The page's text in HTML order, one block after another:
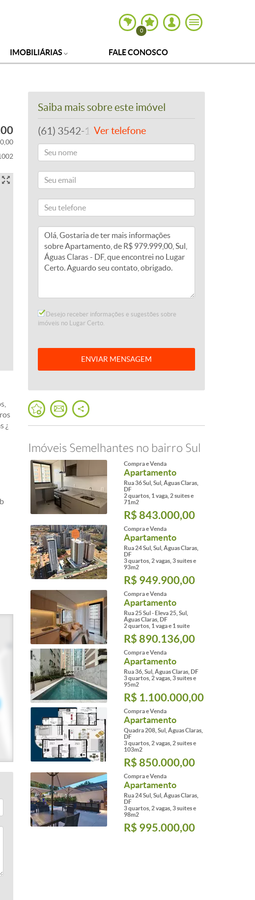
0
IMOBILIÁRIAS FALE CONOSCO
¿
Saiba mais sobre este imóvel
(61) 3542-1877Ver telefone
Desejo receber informações e sugestões sobre
imóveis no Lugar Certo.
ENVIAR MENSAGEM
Imóveis Semelhantes no bairro Sul
Compra e Venda
Apartamento
Rua 36 Sul, Sul, Águas Claras,
DF
2 quartos, 1 vaga, 2 suites e
71m2
R$ 843.000,00
Compra e Venda
Apartamento
Rua 24 Sul, Sul, Águas Claras,
DF
3 quartos, 2 vagas, 3 suites e
93m2
R$ 949.900,00
Compra e Venda
Apartamento
Rua 25 Sul - Eleva 25, Sul,
Águas Claras, DF
2 quartos, 1 vaga e 1 suite
R$ 890.136,00
Compra e Venda
Apartamento
Rua 36, Sul, Águas Claras, DF
3 quartos, 2 vagas, 3 suites e
95m2
R$ 1.100.000,00
Compra e Venda
Apartamento
Quadra 208, Sul, Águas Claras,
DF
3 quartos, 2 vagas, 2 suites e
103m2
R$ 850.000,00
Compra e Venda
Apartamento
Rua 24 Sul, Sul, Águas Claras,
DF
3 quartos, 2 vagas, 3 suites e
98m2
R$ 995.000,00